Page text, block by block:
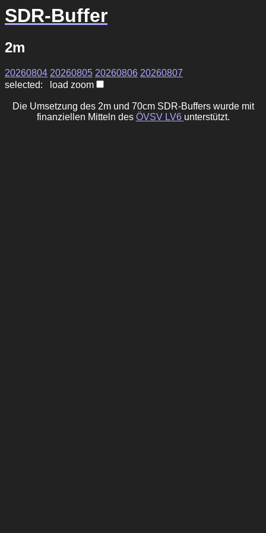
SDR-Buffer
2m
20260804 20260805 20260806 20260807
selected: load zoom
Die Umsetzung des 2m und 70cm SDR-Buffers wurde mit
finanziellen Mitteln des ÖVSV LV6 unterstützt.